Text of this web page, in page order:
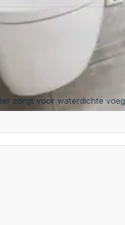
zorgt voor waterdichte